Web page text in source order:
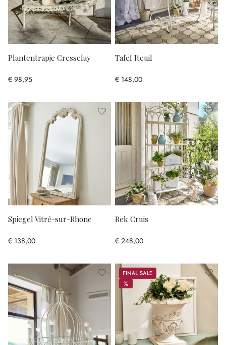
Plantentrapje Cresselay
€ 98,95
Tafel Iteuil
€ 148,00
Spiegel Vitré-sur-Rhone
€ 138,00
Rek Cruis
€ 248,00
Sale
%
%